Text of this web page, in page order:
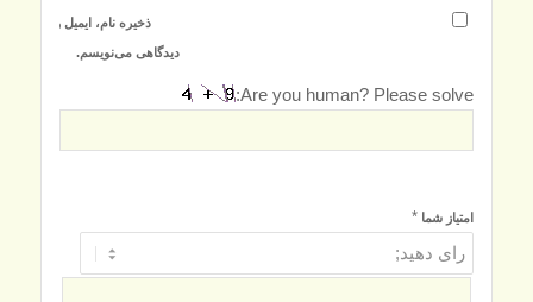
ذخیره نام، ایمیل و وبسایت
دیدگاهی می‌نویسم.
Are you human? Please solve:
امتیاز شما *